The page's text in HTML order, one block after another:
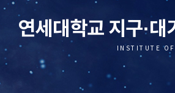
연세대학교 지구·
INSTITUTE